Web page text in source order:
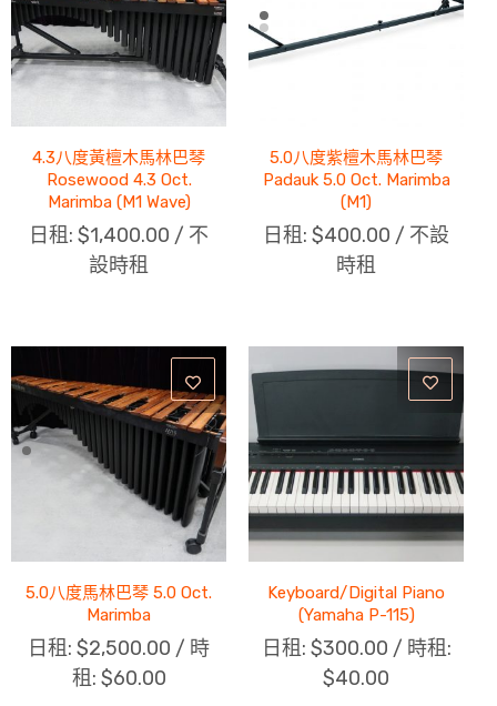
4.3八度黃檀木馬林巴琴
Rosewood 4.3 Oct.
Marimba (M1 Wave)
日租: $1,400.00 / 不
設時租
5.0八度紫檀木馬林巴琴
Padauk 5.0 Oct. Marimba
(M1)
日租: $400.00 / 不設
時租
5.0八度馬林巴琴 5.0 Oct.
Marimba
日租: $2,500.00 / 時
租: $60.00
Keyboard/Digital Piano
(Yamaha P-115)
日租: $300.00 / 時租:
$40.00